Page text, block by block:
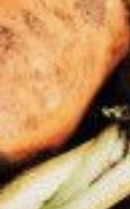
Благо сделать это совсем
несложно, грядка-то моя
сметаю с пленки снег,
укрытие и высеваю по
подготовленным бороздкам.
Для посева по замерзшей
по-другому это
черепку», использую
семена. Причем норму
всегда увеличиваю (по
с весенними посевами).
Семена присыпаю сухим
и сверху по грядке
сухие опилки, слоем
Можно набросать торф. Так